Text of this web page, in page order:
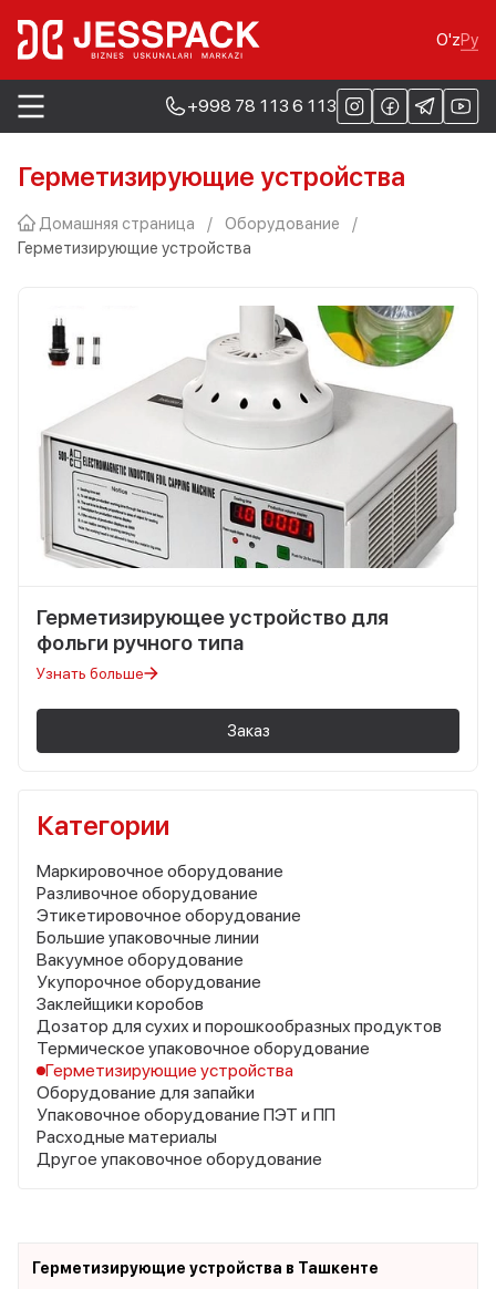
O'zРу
+998 78 113 6 113
Герметизирующие устройства
Домашняя страница / Оборудование
/
Герметизирующие устройства
Герметизирующее устройство для
фольги ручного типа
Узнать больше
Заказ
Категории
Маркировочное оборудование
Разливочное оборудование
Этикетировочное оборудование
Большие упаковочные линии
Вакуумное оборудование
Укупорочное оборудование
Заклейщики коробов
Дозатор для сухих и порошкообразных продуктов
Термическое упаковочное оборудование
Герметизирующие устройства
Оборудование для запайки
Упаковочное оборудование ПЭТ и ПП
Расходные материалы
Другое упаковочное оборудование
Герметизирующие устройства в Ташкенте